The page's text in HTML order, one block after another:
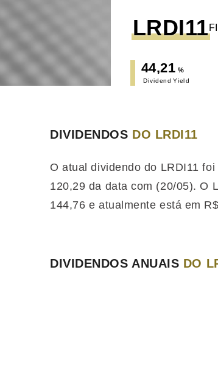
LRDI11
44,21 %
Dividend Yield
DIVIDENDOS DO LRDI11
O atual dividendo do LRDI11
120,29 da data com (20/05). O
144,76 e atualmente está em
DIVIDENDOS ANUAIS DO